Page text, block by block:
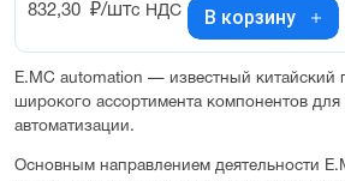
832,30 ₽/штс НДС В корзину
E.MC automation — известный китайский
широкого ассортимента компонентов
автоматизации.
Основным направлением деятельности